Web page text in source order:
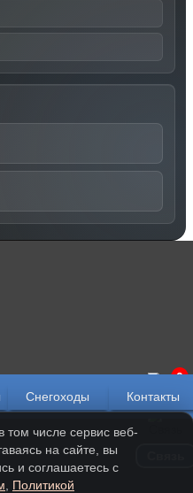
Снегоходы Контакты
0
числе сервис веб-
на сайте, вы
и соглашаетесь с
Политикой